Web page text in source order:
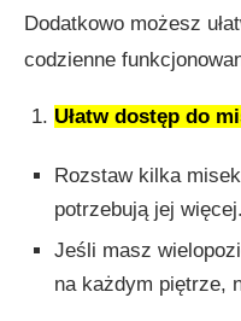
Dodatkowo możesz
codzienne
Ułatw dostęp do
Rozstaw kilka
potrzebują jej więcej.
Jeśli masz
na każdym piętrze,